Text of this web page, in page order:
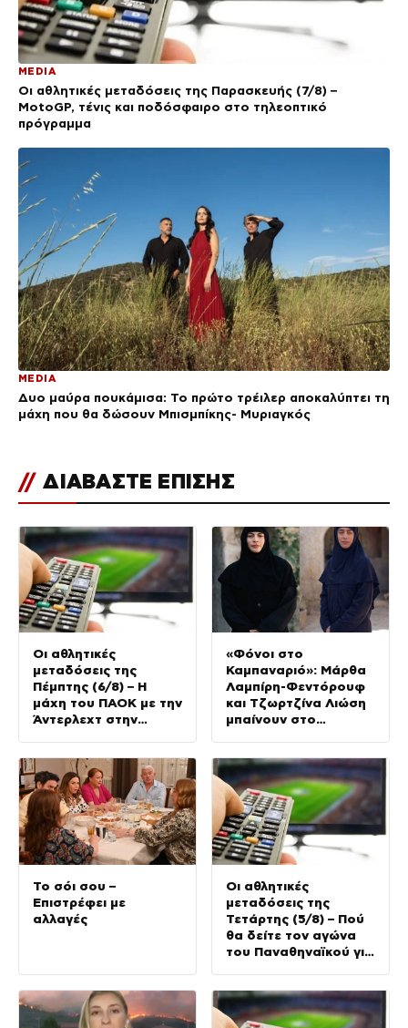
MEDIA
Οι αθλητικές μεταδόσεις της Παρασκευής (7/8) –
MotoGP, τένις και ποδόσφαιρο στο τηλεοπτικό
πρόγραμμα
MEDIA
Δυο μαύρα πουκάμισα: Το πρώτο τρέιλερ αποκαλύπτει τη
μάχη που θα δώσουν Μπισμπίκης- Μυριαγκός
// ΔΙΑΒΑΣΤΕ ΕΠΙΣΗΣ
Οι αθλητικές
μεταδόσεις της
Πέμπτης (6/8) – Η
μάχη του ΠΑΟΚ με την
Άντερλεχτ στην
«Φόνοι στο
Καμπαναριό»: Μάρθα
Λαμπίρη-Φεντόρουφ
και Τζωρτζίνα Λιώση
μπαίνουν στο
Το σόι σου –
Επιστρέφει με
αλλαγές
Οι αθλητικές
μεταδόσεις της
Τετάρτης (5/8) – Πού
θα δείτε τον αγώνα
του Παναθηναϊκού για